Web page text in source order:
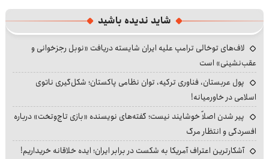
شاید ندیده باشید
لاف‌های توخالی ترامپ علیه ایران شایسته دریافت «نوبل رجزخوانی و
عقب‌نشینی» است
پول عربستان، فناوری ترکیه، توان نظامی پاکستان؛ شکل‌گیری ناتوی
اسلامی در خاورمیانه!
پیر شدن اصلاً خوشایند نیست؛ گفته‌های نویسنده «بازی تاج‌وتخت» درباره
افسردگی و انتظار مرگ
آشکارترین اعتراف آمریکا به شکست در برابر ایران؛ ایده خلاقانه خریداریم!